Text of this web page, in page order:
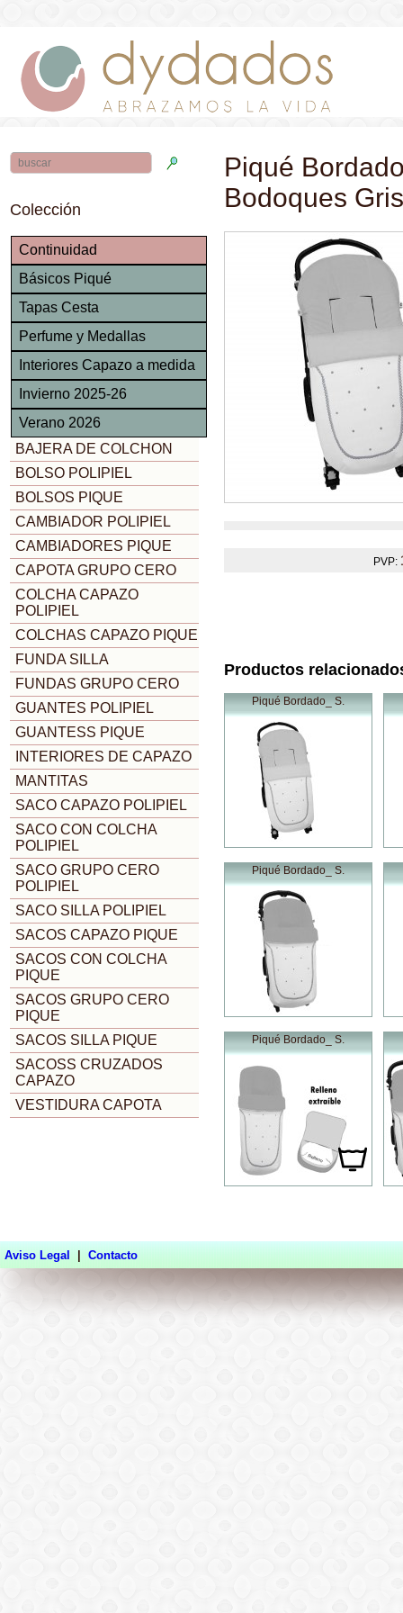
Colección
Continuidad
Básicos Piqué
Tapas Cesta
Perfume y Medallas
Interiores Capazo a medida
Invierno 2025-26
Verano 2026
BAJERA DE COLCHON
BOLSO POLIPIEL
BOLSOS PIQUE
CAMBIADOR POLIPIEL
CAMBIADORES PIQUE
CAPOTA GRUPO CERO
COLCHA CAPAZO
POLIPIEL
COLCHAS CAPAZO PIQUE
FUNDA SILLA
FUNDAS GRUPO CERO
GUANTES POLIPIEL
GUANTESS PIQUE
INTERIORES DE CAPAZO
MANTITAS
SACO CAPAZO POLIPIEL
SACO CON COLCHA
POLIPIEL
SACO GRUPO CERO
POLIPIEL
SACO SILLA POLIPIEL
SACOS CAPAZO PIQUE
SACOS CON COLCHA
PIQUE
SACOS GRUPO CERO
PIQUE
SACOS SILLA PIQUE
SACOSS CRUZADOS
CAPAZO
VESTIDURA CAPOTA
Piqué
Bodoques
PVP:
Productos
Piqué Bordado_ S.
Piqué Bordado_ S.
Piqué Bordado_ S.
Aviso Legal Contacto